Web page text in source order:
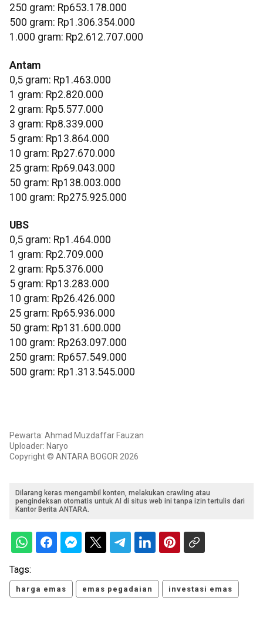
‎250 gram: Rp653.178.000
‎500 gram: Rp1.306.354.000
‎1.000 gram: Rp2.612.707.000
Antam
0,5 gram: Rp1.463.000
‎1 gram: Rp2.820.000
‎2 gram: Rp5.577.000
3 gram: Rp8.339.000
‎5 gram: Rp13.864.000
10 gram: Rp27.670.000
‎25 gram: Rp69.043.000
‎50 gram: Rp138.003.000
‎100 gram: Rp275.925.000
UBS
0,5 gram: Rp1.464.000
‎1 gram: Rp2.709.000
‎2 gram: Rp5.376.000
‎5 gram: Rp13.283.000
10 gram: Rp26.426.000
‎25 gram: Rp65.936.000
‎50 gram: Rp131.600.000
‎100 gram: Rp263.097.000
250 gram: Rp657.549.000
‎500 gram: Rp1.313.545.000
Pewarta: Ahmad Muzdaffar Fauzan
Uploader: Naryo
Copyright © ANTARA BOGOR 2026
Dilarang keras mengambil konten, melakukan crawling atau
pengindeksan otomatis untuk AI di situs web ini tanpa izin tertulis dari
Kantor Berita ANTARA.
Tags:
harga emas emas pegadaian investasi emas